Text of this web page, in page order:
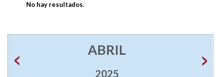
No hay resultados.
ABRIL
2025